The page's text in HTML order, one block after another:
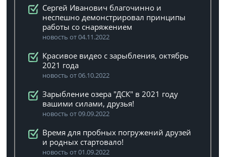
Сергей Иванович благочинно и
неспешно демонстрировал принципы
работы со снаряжением
новость от 04.11.2022
Красивое видео с зарыбления, октябрь
2021 года
новость от 06.10.2022
Зарыбление озера "ДСК" в 2021 году
вашими силами, друзья!
новость от 09.09.2022
Время для пробных погружений друзей
и родных стартовало!
новость от 01.09.2022